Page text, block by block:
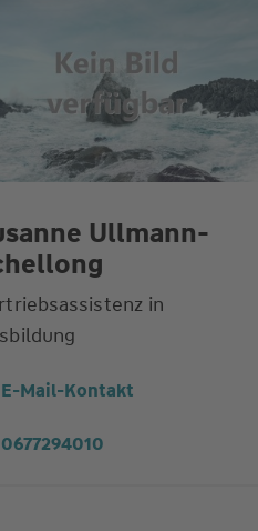
Ullmann-
in
E-Mail-Kontakt
0677294010